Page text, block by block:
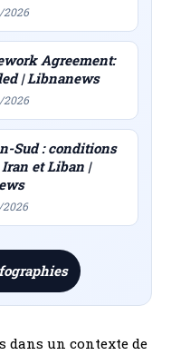
2026
Agreement:
| Libnanews
2026
Sud : conditions
et Liban |
2026
dans un contexte de